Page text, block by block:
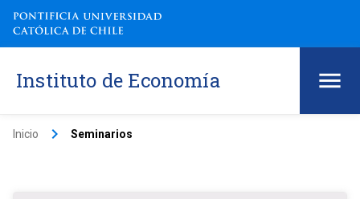
Instituto de Economía
Inicio keyboard_arrow_right Seminarios